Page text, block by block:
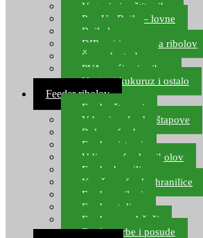
Vaganje i zaštita ribe
Pop Up Boile – lovne
Boile lovne
DIP-ovi i arome za ribolov
Šaranske torbe
PVA vrećice i pribor
Umjetni kukuruz i ostalo
Feeder ribolov
Feeder štapovi
Vrhovi za feeder štapove
Role za feeder
Feeder sistemi
Udice za feeder ribolov
Feeder hranilice
Kopče za feeder hranilice
Feeder najloni
Feeder stolice
Feeder arm držači
Feeder torbe i posude